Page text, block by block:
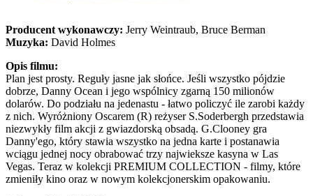
Producent wykonawczy: Jerry Weintraub, Bruce Berman
Muzyka: David Holmes
Opis filmu:
Plan jest prosty. Reguły jasne jak słońce. Jeśli wszystko pójdzie
dobrze, Danny Ocean i jego wspólnicy zgarną 150 milionów
dolarów. Do podziału na jedenastu - łatwo policzyć ile zarobi każdy
z nich. Wyróżniony Oscarem (R) reżyser S.Soderbergh przedstawia
niezwykły film akcji z gwiazdorską obsadą. G.Clooney gra
Danny'ego, który stawia wszystko na jedna karte i postanawia
wciągu jednej nocy obrabować trzy najwieksze kasyna w Las
Vegas. Teraz w kolekcji PREMIUM COLLECTION - filmy, które
zmieniły kino oraz w nowym kolekcjonerskim opakowaniu.